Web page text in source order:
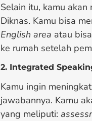
Selain itu, kamu
Diknas. Kamu bisa
English area atau
ke rumah setelah
2. Integrated
Kamu ingin
jawabannya. Kamu
yang meliputi: